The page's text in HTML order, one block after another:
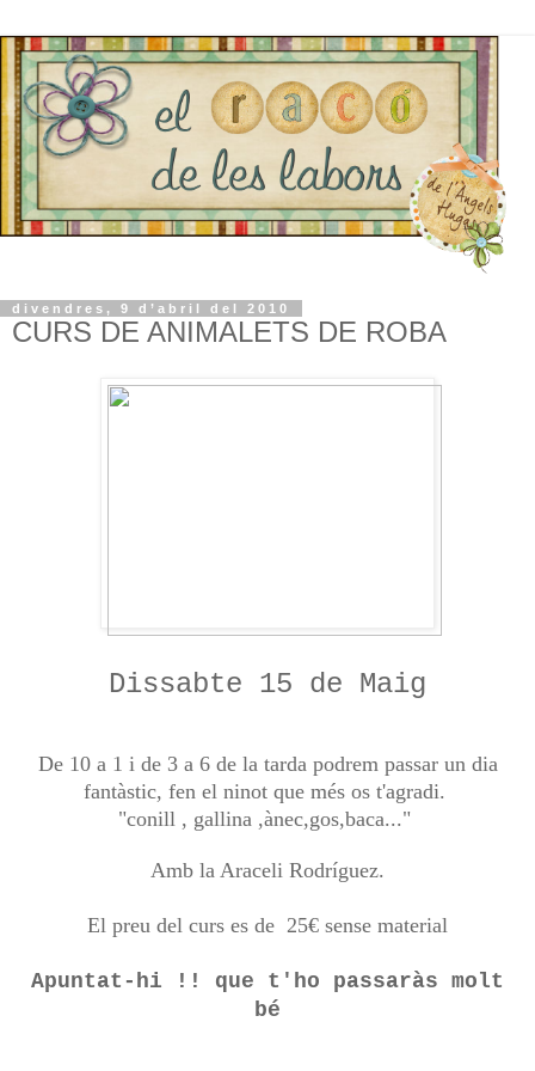
divendres, 9 d’abril del 2010
CURS DE ANIMALETS DE ROBA
Dissabte 15 de Maig
De 10 a 1 i de 3 a 6 de la tarda podrem passar un dia
fantàstic, fen el ninot que més os t'agradi.
"conill , gallina ,ànec,gos,baca..."
Amb la Araceli Rodríguez.
El preu del curs es de 25€ sense material
Apuntat-hi !! que t'ho passaràs molt
bé